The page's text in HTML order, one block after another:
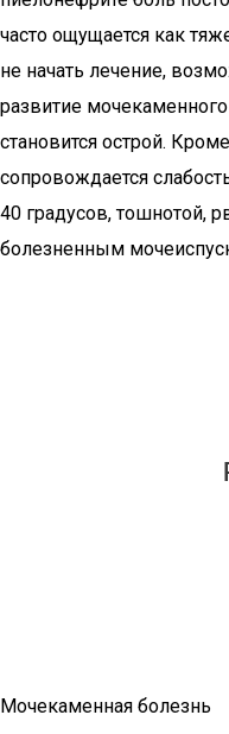
часто ощущается как
не начать лечение,
развитие
становится острой.
сопровождается
40 градусов, тошнотой,
болезненным
Мочекаменная болезнь